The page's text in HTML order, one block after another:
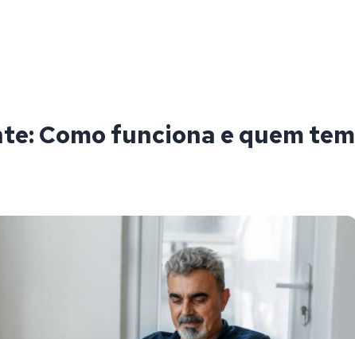
Como funciona e quem tem